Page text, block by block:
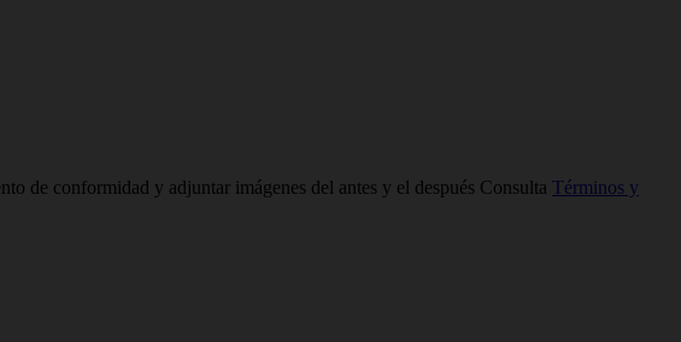
de conformidad y adjuntar imágenes del antes y el después Consulta Términos y